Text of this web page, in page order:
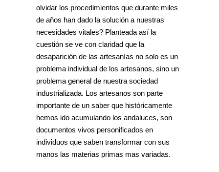
olvidar los procedimientos que durante miles
de años han dado la solución a nuestras
necesidades vitales? Planteada así la
cuestión se ve con claridad que la
desaparición de las artesanías no solo es un
problema individual de los artesanos, sino un
problema general de nuestra sociedad
industrializada. Los artesanos son parte
importante de un saber que históricamente
hemos ido acumulando los andaluces, son
documentos vivos personificados en
individuos que saben transformar con sus
manos las materias primas mas variadas.